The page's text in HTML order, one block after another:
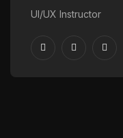
UI/UX Instructor